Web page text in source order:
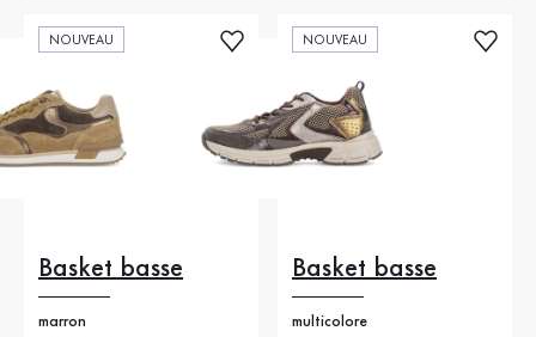
NOUVEAU
Basket basse
marron
NOUVEAU
Basket basse
multicolore